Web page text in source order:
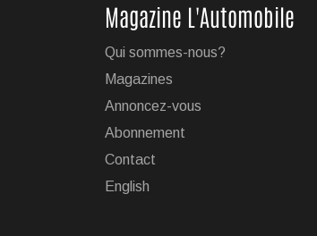
19
Magazine L'Automobile
Qui sommes-nous?
Magazines
Annoncez-vous
Abonnement
Contact
English